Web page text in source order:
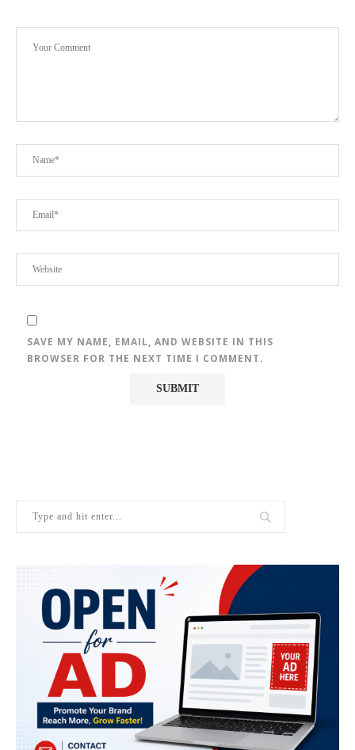
SAVE MY NAME, EMAIL, AND WEBSITE IN THIS
BROWSER FOR THE NEXT TIME I COMMENT.